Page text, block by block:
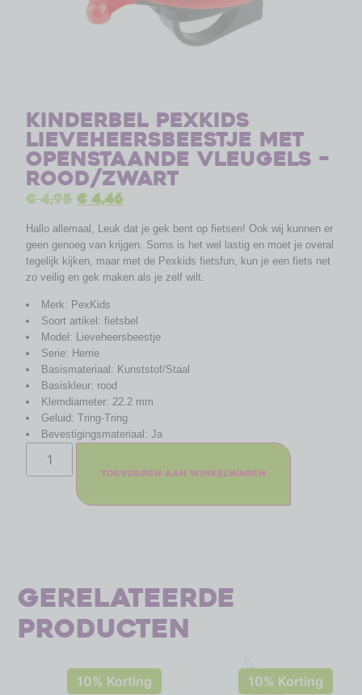
Kinderbel PexKids
Lieveheersbeestje met
openstaande vleugels –
rood/zwart
€4,95 €4,46
Hallo allemaal, Leuk dat je gek bent op fietsen! Ook wij kunnen er
geen genoeg van krijgen. Soms is het wel lastig en moet je overal
tegelijk kijken, maar met de Pexkids fietsfun, kun je een fiets net
zo veilig en gek maken als je zelf wilt.
Merk: PexKids
Soort artikel: fietsbel
Model: Lieveheersbeestje
Serie: Herrie
Basismateriaal: Kunststof/Staal
Basiskleur: rood
Klemdiameter: 22.2 mm
Geluid: Tring-Tring
Bevestigingsmateriaal: Ja
Toevoegen aan winkelwagen
Gerelateerde
producten
10% Korting 10% Korting